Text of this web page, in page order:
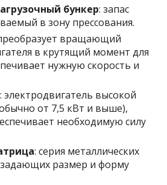
бункер: запас
в зону прессования.
вращающий
в крутящий момент для
нужную скорость и
: электродвигатель высокой
от 7,5 кВт и выше),
необходимую силу
: серия металлических
размер и форму